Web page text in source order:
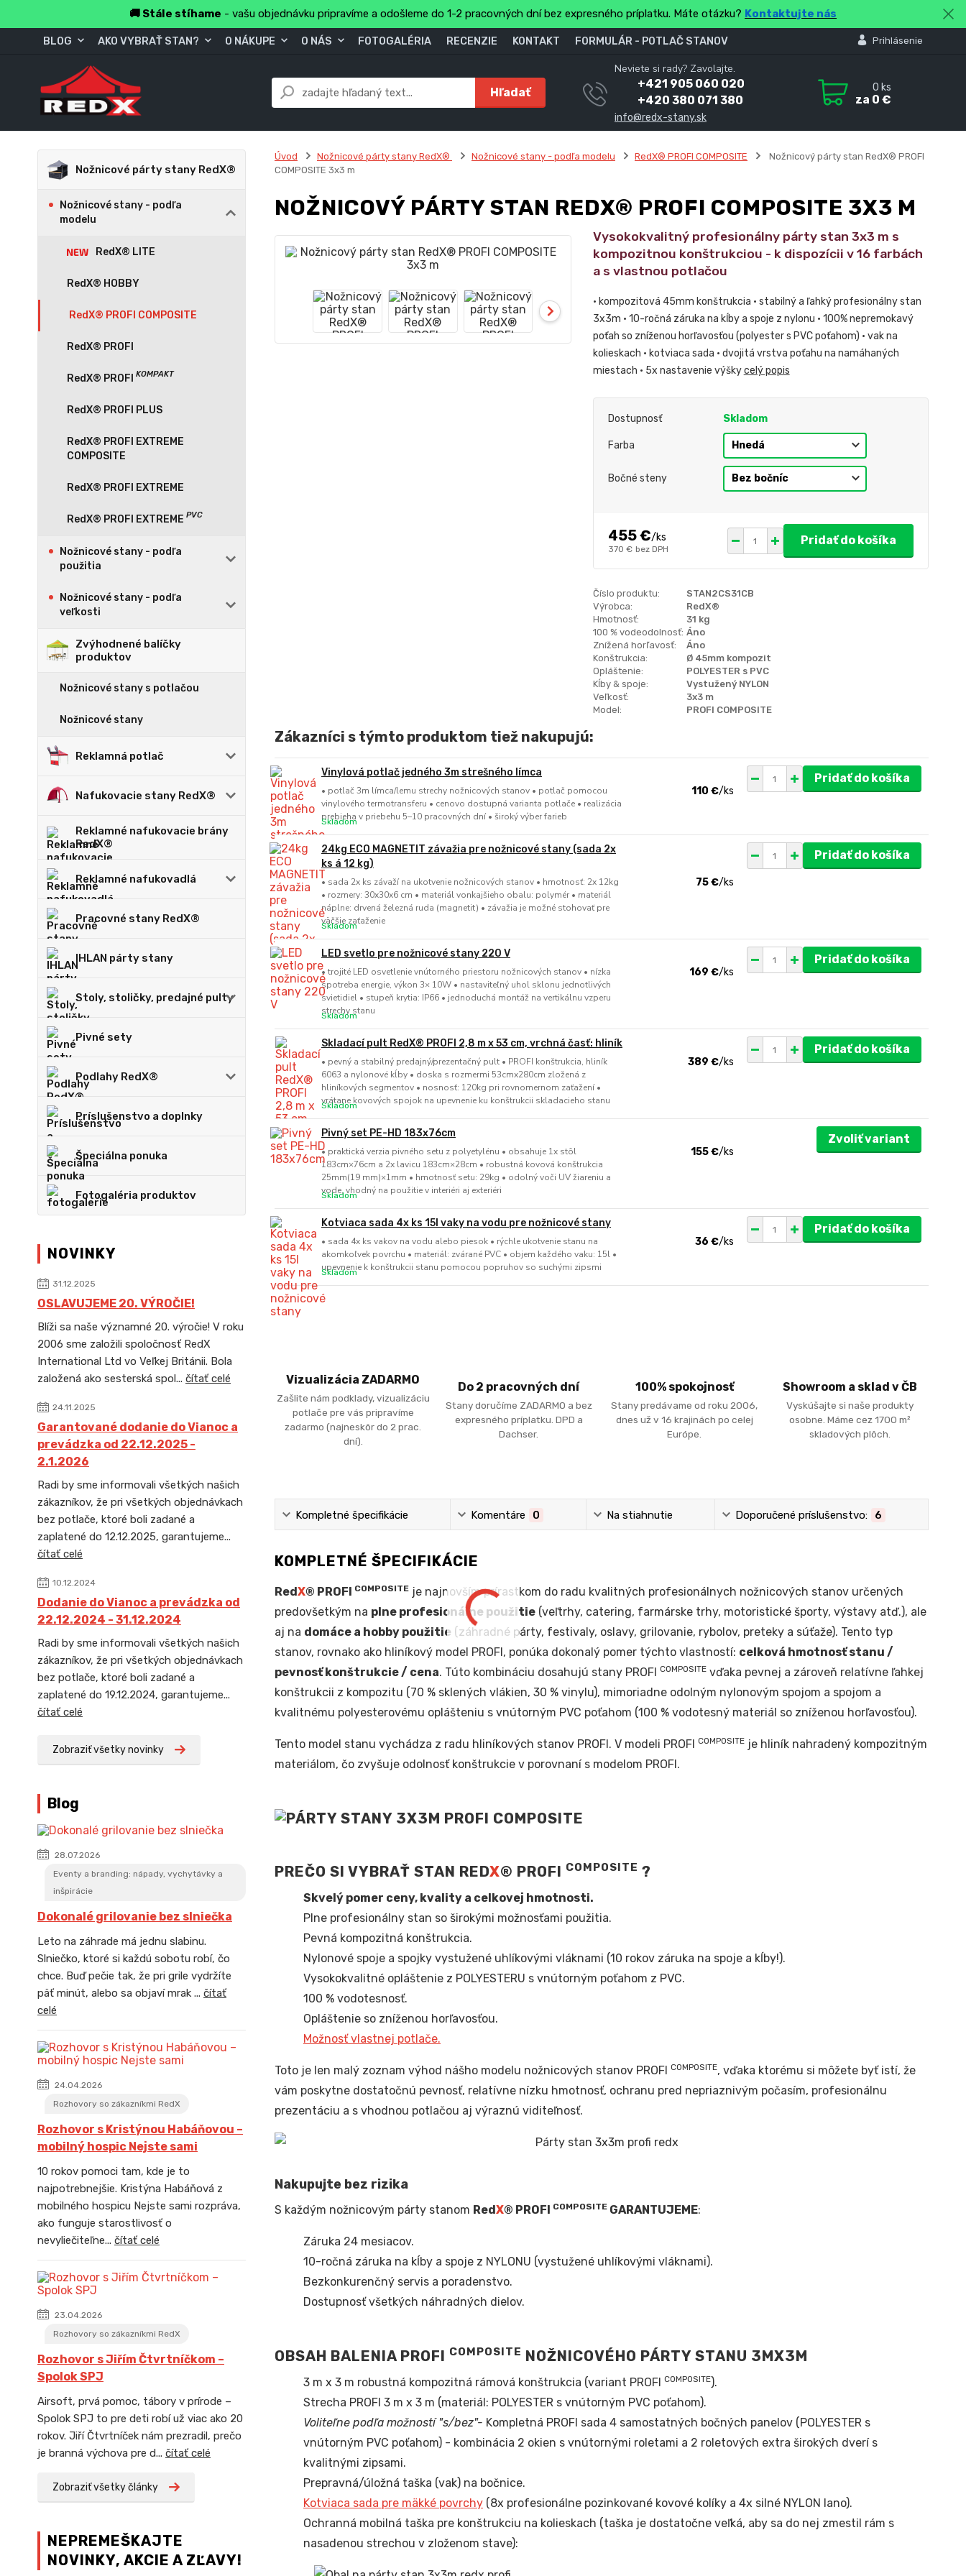
🚚 Stále stíhame - vašu objednávku pripravíme a odošleme do 1-2 pracovných dní bez expresného príplatku. Máte otázku? Kontaktujte nás
BLOG AKO VYBRAŤ STAN? O NÁKUPE O NÁS FOTOGALÉRIA RECENZIE KONTAKT FORMULÁR - POTLAČ STANOV Prihlásenie
Hľadať
Neviete si rady? Zavolajte.
+421 905 060 020
+420 380 071 380
info@redx-stany.sk
0 ks
za 0 €
Nožnicové párty stany RedX®
Nožnicové stany - podľa
modelu
RedX® LITE
RedX® HOBBY
RedX® PROFI COMPOSITE
RedX® PROFI
RedX® PROFI PLUS
RedX® PROFI EXTREME
COMPOSITE
RedX® PROFI EXTREME
Nožnicové stany - podľa
použitia
Nožnicové stany - podľa
veľkosti
Zvýhodnené balíčky
produktov
Nožnicové stany s potlačou
Nožnicové stany
Reklamná potlač
Nafukovacie stany RedX®
Reklamné nafukovacie brány
RedX®
Reklamné nafukovadlá
Pracovné stany RedX®
IHLAN párty stany
Stoly, stoličky, predajné pulty
Pivné sety
Podlahy RedX®
Príslušenstvo a doplnky
Špeciálna ponuka
Fotogaléria produktov
NOVINKY
31.12.2025
OSLAVUJEME 20. VÝROČIE!
Blíži sa naše významné 20. výročie! V roku
2006 sme založili spoločnosť RedX
International Ltd vo Veľkej Británii. Bola
založená ako sesterská spol... čítať celé
24.11.2025
Garantované dodanie do Vianoc a
prevádzka od 22.12.2025 -
2.1.2026
Radi by sme informovali všetkých našich
zákazníkov, že pri všetkých objednávkach
bez potlače, ktoré boli zadané a
zaplatené do 12.12.2025, garantujeme...
čítať celé
10.12.2024
Dodanie do Vianoc a prevádzka od
22.12.2024 - 31.12.2024
Radi by sme informovali všetkých našich
zákazníkov, že pri všetkých objednávkach
bez potlače, ktoré boli zadané a
zaplatené do 19.12.2024, garantujeme...
čítať celé
Zobraziť všetky novinky
Blog
28.07.2026
Eventy a branding: nápady, vychytávky a
inšpirácie
Dokonalé grilovanie bez slniečka
Leto na záhrade má jednu slabinu.
Slniečko, ktoré si každú sobotu robí, čo
chce. Buď pečie tak, že pri grile vydržíte
päť minút, alebo sa objaví mrak ... čítať
celé
24.04.2026
Rozhovory so zákazníkmi RedX
Rozhovor s Kristýnou Habáňovou –
mobilný hospic Nejste sami
10 rokov pomoci tam, kde je to
najpotrebnejšie. Kristýna Habáňová z
mobilného hospicu Nejste sami rozpráva,
ako funguje starostlivosť o
nevyliečiteľne... čítať celé
23.04.2026
Rozhovory so zákazníkmi RedX
Rozhovor s Jiřím Čtvrtníčkom –
Spolok SPJ
Airsoft, prvá pomoc, tábory v prírode –
Spolok SPJ to pre deti robí už viac ako 20
rokov. Jiří Čtvrtníček nám prezradil, prečo
je branná výchova pre d... čítať celé
Zobraziť všetky články
NEPREMEŠKAJTE
NOVINKY, AKCIE A ZĽAVY!
Úvod Nožnicové párty stany RedX® Nožnicové stany - podľa modelu RedX® PROFI COMPOSITE
Nožnicový párty stan RedX® PROFI
COMPOSITE 3x3 m
NOŽNICOVÝ PÁRTY STAN REDX® PROFI COMPOSITE 3X3 M
Vysokokvalitný profesionálny párty stan 3x3 m s
kompozitnou konštrukciou - k dispozícii v 16 farbách
a s vlastnou potlačou
• kompozitová 45mm konštrukcia • stabilný a ľahký profesionálny stan
3x3m • 10-ročná záruka na kĺby a spoje z nylonu • 100% nepremokavý
poťah so zníženou horľavosťou (polyester s PVC poťahom) • vak na
kolieskach • kotviaca sada • dvojitá vrstva poťahu na namáhaných
miestach • 5x nastavenie výškycelý popis
Dostupnosť Skladom
Farba
Bočné steny
455 €/ks
370 € bez DPH
Pridať do košíka
Číslo produktu:
STAN2CS31CB
Výrobca:
RedX®
Hmotnosť:
31 kg
100 % vodeodolnosť: Áno
Znížená horľavosť:
Áno
Konštrukcia:
Ø 45mm kompozit
Opláštenie:
POLYESTER s PVC
Kĺby & spoje:
Vystužený NYLON
Veľkosť:
3x3 m
Model:
PROFI COMPOSITE
Zákazníci s týmto produktom tiež nakupujú:
Vinylová potlač jedného 3m strešného límca
• potlač 3m límca/lemu strechy nožnicových stanov • potlač pomocou
vinylového termotransferu • cenovo dostupná varianta potlače • realizácia
prebieha v priebehu 5–10 pracovných dní • široký výber farieb
110 €/ks
Skladom
Pridať do košíka
24kg ECO MAGNETIT závažia pre nožnicové stany (sada 2x
ks á 12 kg)
• sada 2x ks závaží na ukotvenie nožnicových stanov • hmotnosť: 2x 12kg
• rozmery: 30x30x6 cm • materiál vonkajšieho obalu: polymér • materiál
náplne: drvená železná ruda (magnetit) • závažia je možné stohovať pre
väčšie zaťaženie
75 €/ks
Skladom
Pridať do košíka
LED svetlo pre nožnicové stany 220 V
• trojité LED osvetlenie vnútorného priestoru nožnicových stanov • nízka
spotreba energie, výkon 3× 10W • nastaviteľný uhol sklonu jednotlivých
svietidiel • stupeň krytia: IP66 • jednoduchá montáž na vertikálnu vzperu
strechy stanu
169 €/ks
Skladom
Pridať do košíka
Skladací pult RedX® PROFI 2,8 m x 53 cm, vrchná časť: hliník
• pevný a stabilný predajný/prezentačný pult • PROFI konštrukcia, hliník
6063 a nylonové kĺby • doska s rozmermi 53cmx280cm zložená z
hliníkových segmentov • nosnosť: 120kg pri rovnomernom zaťažení •
vrátane kovových spojok na upevnenie ku konštrukcii skladacieho stanu
389 €/ks
Skladom
Pridať do košíka
Pivný set PE-HD 183x76cm
• praktická verzia pivného setu z polyetylénu • obsahuje 1x stôl
183cm×76cm a 2x lavicu 183cm×28cm • robustná kovová konštrukcia
25mm(19 mm)×1mm • hmotnosť setu: 29kg • odolný voči UV žiareniu a
vode, vhodný na použitie v interiéri aj exteriéri
155 €/ks
Skladom
Zvoliť variant
Kotviaca sada 4x ks 15l vaky na vodu pre nožnicové stany
• sada 4x ks vakov na vodu alebo piesok • rýchle ukotvenie stanu na
akomkoľvek povrchu • materiál: zvárané PVC • objem každého vaku: 15l •
upevnenie k konštrukcii stanu pomocou popruhov so suchými zipsmi
36 €/ks
Skladom
Pridať do košíka
Vizualizácia ZADARMO
Zašlite nám podklady, vizualizáciu
potlače pre vás pripravíme
zadarmo (najneskôr do 2 prac.
dní).
Do 2 pracovných dní
Stany doručíme ZADARMO a bez
expresného príplatku. DPD a
Dachser.
100% spokojnosť
Stany predávame od roku 2006,
dnes už v 16 krajinách po celej
Európe.
Showroom a sklad v ČB
Vyskúšajte si naše produkty
osobne. Máme cez 1700 m²
skladových plôch.
Kompletné špecifikácie Komentáre 0 Na stiahnutie Doporučené príslušenstvo: 6
KOMPLETNÉ ŠPECIFIKÁCIE
RedX® PROFI COMPOSITEje najnovším prírastkom do radu kvalitných profesionálnych nožnicových stanov určených
predovšetkým na plne profesionálne použitie(veľtrhy, catering, farmárske trhy, motoristické športy, výstavy atď.), ale
aj na domáce a hobby použitie (záhradné párty, festivaly, oslavy, grilovanie, rybolov, preteky a súťaže). Tento typ
stanov, rovnako ako hliníkový model PROFI, ponúka dokonalý pomer týchto vlastností: celková hmotnosť stanu /
pevnosť konštrukcie / cena. Túto kombináciu dosahujú stany PROFI COMPOSITEvďaka pevnej a zároveň relatívne ľahkej
konštrukcii z kompozitu (70 % sklených vlákien, 30 % vinylu), mimoriadne odolným nylonovým spojom a spojom a
kvalitnému polyesterovému oplášteniu s vnútorným PVC poťahom (100 % vodotesný materiál so zníženou horľavosťou).
Tento model stanu vychádza z radu hliníkových stanov PROFI. V modeli PROFI COMPOSITEje hliník nahradený kompozitným
materiálom, čo zvyšuje odolnosť konštrukcie v porovnaní s modelom PROFI.
PREČO SI VYBRAŤ STAN REDX® PROFI COMPOSITE ?
Skvelý pomer ceny, kvality a celkovej hmotnosti.
Plne profesionálny stan so širokými možnosťami použitia.
Pevná kompozitná konštrukcia.
Nylonové spoje a spojky vystužené uhlíkovými vláknami (10 rokov záruka na spoje a kĺby!).
Vysokokvalitné opláštenie z POLYESTERU s vnútorným poťahom z PVC.
100 % vodotesnosť.
Opláštenie so zníženou horľavosťou.
Možnosť vlastnej potlače.
Toto je len malý zoznam výhod nášho modelu nožnicových stanov PROFI COMPOSITE, vďaka ktorému si môžete byť istí, že
vám poskytne dostatočnú pevnosť, relatívne nízku hmotnosť, ochranu pred nepriaznivým počasím, profesionálnu
prezentáciu a s vhodnou potlačou aj výraznú viditeľnosť.
Nakupujte bez rizika
S každým nožnicovým párty stanom RedX® PROFI COMPOSITEGARANTUJEME:
Záruka 24 mesiacov.
10-ročná záruka na kĺby a spoje z NYLONU (vystužené uhlíkovými vláknami).
Bezkonkurenčný servis a poradenstvo.
Dostupnosť všetkých náhradných dielov.
OBSAH BALENIA PROFI COMPOSITE NOŽNICOVÉHO PÁRTY STANU 3MX3M
3 m x 3 m robustná kompozitná rámová konštrukcia (variant PROFI COMPOSITE).
Strecha PROFI 3 m x 3 m (materiál: POLYESTER s vnútorným PVC poťahom).
Voliteľne podľa možností "s/bez"- Kompletná PROFI sada 4 samostatných bočných panelov (POLYESTER s
vnútorným PVC poťahom) - kombinácia 2 okien s vnútornými roletami a 2 roletových extra širokých dverí s
kvalitnými zipsami.
Prepravná/úložná taška (vak) na bočnice.
Kotviaca sada pre mäkké povrchy(8x profesionálne pozinkované kovové kolíky a 4x silné NYLON lano).
Ochranná mobilná taška pre konštrukciu na kolieskach (taška je dostatočne veľká, aby sa do nej zmestil rám s
nasadenou strechou v zloženom stave):